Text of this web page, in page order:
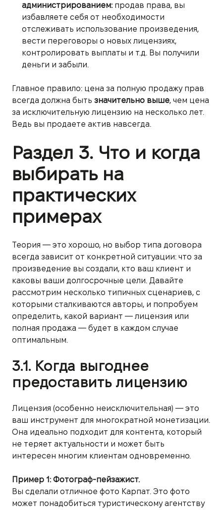
администрированием:продав права, вы
избавляете себя от необходимости
отслеживать использование произведения,
вести переговоры о новых лицензиях,
контролировать выплаты и т.д. Вы получили
деньги и забыли.
Главное правило: цена за полную продажу прав
всегда должна быть значительно выше, чем цена
за исключительную лицензию на несколько лет.
Ведь вы продаете актив навсегда.
Раздел 3. Что и когда
выбирать на
практических
примерах
Теория — это хорошо, но выбор типа договора
всегда зависит от конкретной ситуации: что за
произведение вы создали, кто ваш клиент и
каковы ваши долгосрочные цели. Давайте
рассмотрим несколько типичных сценариев, с
которыми сталкиваются авторы, и попробуем
определить, какой вариант — лицензия или
полная продажа — будет в каждом случае
оптимальным.
3.1. Когда выгоднее
предоставить лицензию
Лицензия (особенно неисключительная) — это
ваш инструмент для многократной монетизации.
Она идеально подходит для контента, который
не теряет актуальности и может быть
интересен многим клиентам одновременно.
Пример 1: Фотограф-пейзажист.
Вы сделали отличное фото Карпат. Это фото
может понадобиться туристическому агентству